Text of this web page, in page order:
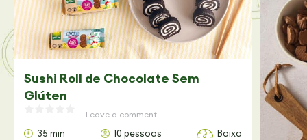
Sushi Roll de Chocolate Sem
Glúten
Leave a comment
35 min 10 pessoas Baixa